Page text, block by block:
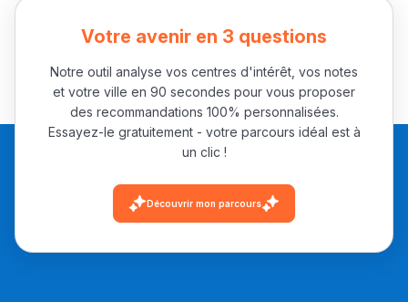
+ de 89 Interviews/Vidéos
دليل المهن
دليل التوجيه
Votre avenir en 3 questions
Notre outil analyse vos centres d'intérêt, vos notes
et votre ville en 90 secondes pour vous proposer
des recommandations 100% personnalisées.
Essayez-le gratuitement - votre parcours idéal est à
un clic !
Découvrir mon parcours